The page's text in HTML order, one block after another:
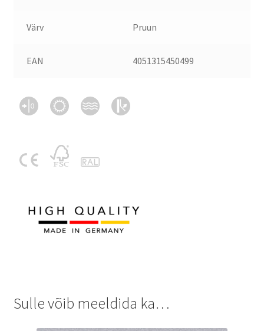
Värv Pruun
EAN 4051315450499
Sulle võib meeldida ka…